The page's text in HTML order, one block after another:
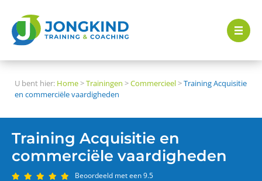
U bent hier: Home>Trainingen >Commercieel>Training Acquisitie
en commerciële vaardigheden
Training Acquisitie en
commerciële vaardigheden
Beoordeeld met een 9.5